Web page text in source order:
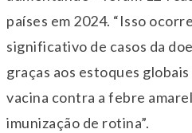
países em 2024. “Isso
significativo de casos da
graças aos estoques
vacina contra a febre
imunização de rotina”.